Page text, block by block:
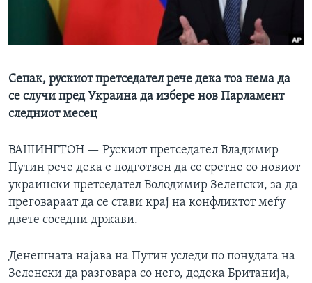
ИНТЕРВЈУА
Јазици
Сепак, рускиот претседател рече дека тоа нема да
се случи пред Украина да избере нов Парламент
следниот месец
ВАШИНГТОН — Рускиот претседател Владимир
Путин рече дека е подготвен да се сретне со новиот
украински претседател Володимир Зеленски, за да
преговараат да се стави крај на конфликтот меѓу
двете соседни држави.
Денешната најава на Путин уследи по понудата на
Зеленски да разговара со него, додека Британија,